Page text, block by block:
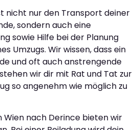
nicht nur den Transport deiner
sondern auch eine
sowie Hilfe bei der Planung
Umzugs. Wir wissen, dass ein
und oft auch anstrengende
wir dir mit Rat und Tat zur
so angenehm wie möglich zu
Wien nach Derince bieten wir